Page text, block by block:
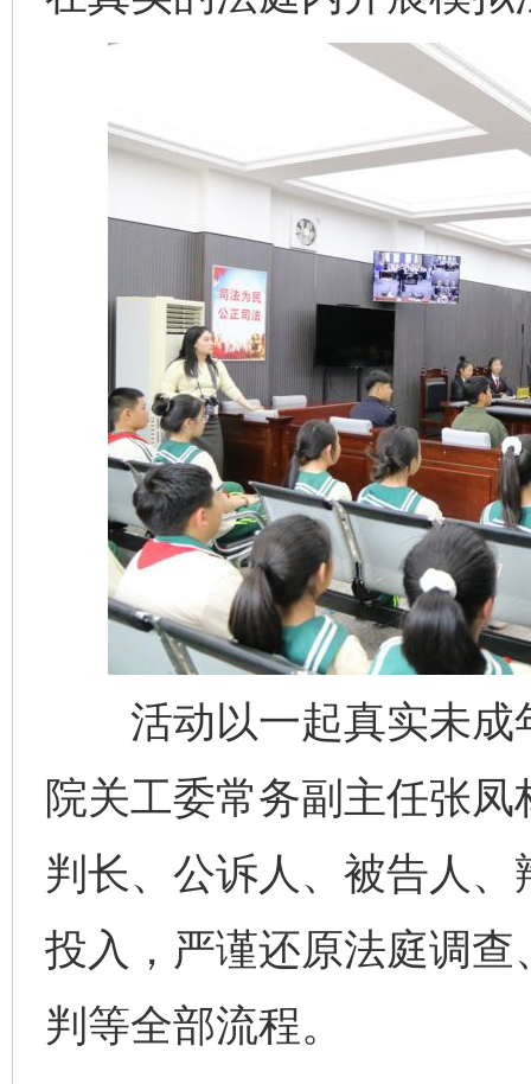
活动以一起真实未成
院关工委常务副主任张
判长、公诉人、被告人
投入，严谨还原法庭调
判等全部流程。